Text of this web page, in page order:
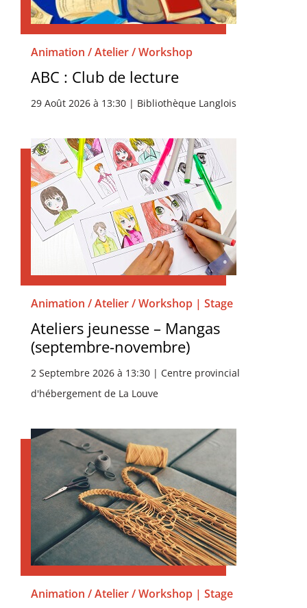
Animation / Atelier / Workshop
ABC : Club de lecture
29 Août 2026 à 13:30 | Bibliothèque Langlois
Animation / Atelier / Workshop | Stage
Ateliers jeunesse – Mangas
(septembre-novembre)
2 Septembre 2026 à 13:30 | Centre provincial
d'hébergement de La Louve
Animation / Atelier / Workshop | Stage